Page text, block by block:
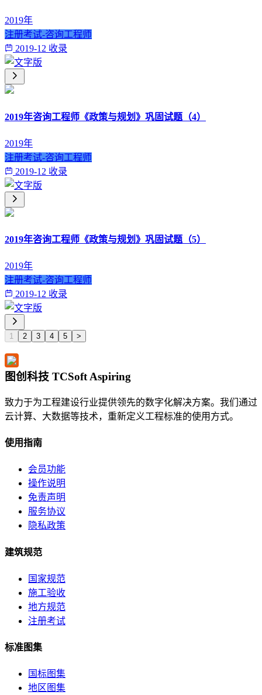
2019年
注册考试-咨询工程师
2019-12 收录
2019年咨询工程师《政策与规划》巩固试题（4）
2019年
注册考试-咨询工程师
2019-12 收录
2019年咨询工程师《政策与规划》巩固试题（5）
2019年
注册考试-咨询工程师
2019-12 收录
1 2 3 4 5 >
图创科技 TCSoft Aspiring
致力于为工程建设行业提供领先的数字化解决方案。我们通过
云计算、大数据等技术，重新定义工程标准的使用方式。
使用指南
会员功能
操作说明
免责声明
服务协议
隐私政策
建筑规范
国家规范
施工验收
地方规范
注册考试
标准图集
国标图集
地区图集